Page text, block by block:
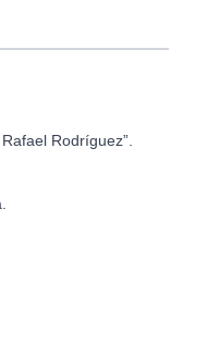
Rodríguez”.